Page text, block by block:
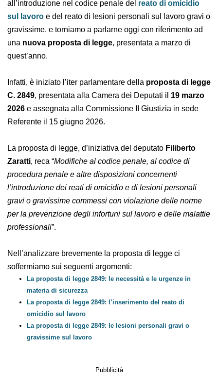
relativo all’introduzione nel codice penale delreato di
omicidio sul lavoroe del reato di lesioni personali sul
lavoro gravi o gravissime, e torniamo a parlarne oggi
con riferimento ad unanuova proposta di legge,
presentata a marzo di quest’anno.
Infatti, è iniziato l’iter parlamentare dellaproposta di
legge C. 2849, presentata alla Camera dei Deputati il19
marzo 2026e assegnata alla Commissione II Giustizia
in sede Referente il 15 giugno 2026.
La proposta di legge, d’iniziativa del deputatoFiliberto
Zaratti , reca “Modifiche al codice penale, al codice di
procedura penale e altre disposizioni concernenti
l’introduzione dei reati di omicidio e di lesioni personali
gravi o gravissime commessi con violazione delle
norme per la prevenzione degli infortuni sul lavoro e
delle malattie professionali
Nell’analizzare brevemente la proposta di legge ci
soffermiamo sui seguenti argomenti:
La proposta di legge 2849: le necessità e le urgenze in
materia di sicurezza
La proposta di legge 2849: l’inserimento del reato di
omicidio sul lavoro
La proposta di legge 2849: le lesioni personali gravi o
gravissime sul lavoro
Pubblicità